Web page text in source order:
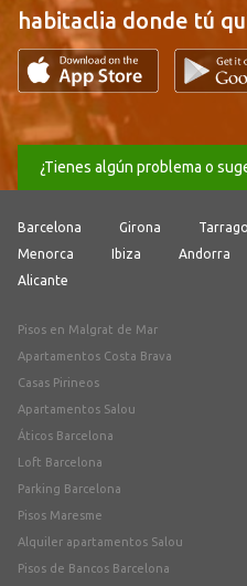
habitaclia donde tú
¿Tienes algún problema o
Barcelona Girona
Menorca
Ibiza Andorra
Alicante
Pisos en Malgrat de Mar
Apartamentos Costa Brava
Casas Pirineos
Apartamentos Salou
Áticos Barcelona
Loft Barcelona
Parking Barcelona
Pisos Maresme
Alquiler apartamentos Salou
Pisos de Bancos Barcelona